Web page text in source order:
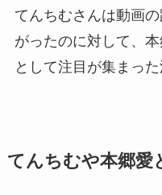
てんちむさんは動画
がったのに対して、
として注目が集まっ
てんちむや本郷愛